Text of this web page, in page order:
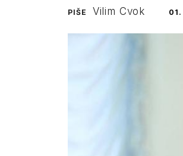
PIŠE Vilim Cvok